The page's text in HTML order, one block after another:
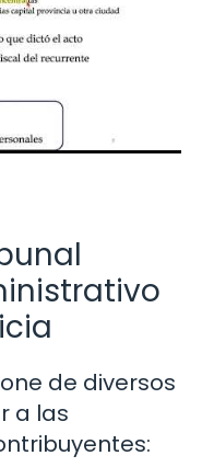
de diversos
a las